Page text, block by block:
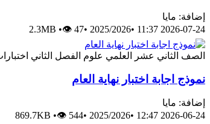
إضافة: مايا
2026-07-24 11:37
•
2025/2026
•
2.3MB •👁 47
الصف الثاني عشر العلمي علوم الفصل الثاني
نموذج اجابة اختبار نهاية العام
إضافة: مايا
2026-06-24 12:47
•
2025/2026
•
869.7KB •👁 544